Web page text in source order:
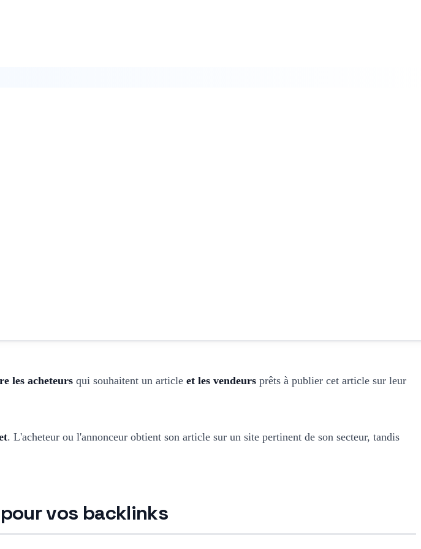
les acheteurs qui souhaitent un article et les vendeurs prêts à publier cet article sur leur
. L'acheteur ou l'annonceur obtient son article sur un site pertinent de son secteur, tandis
vos backlinks